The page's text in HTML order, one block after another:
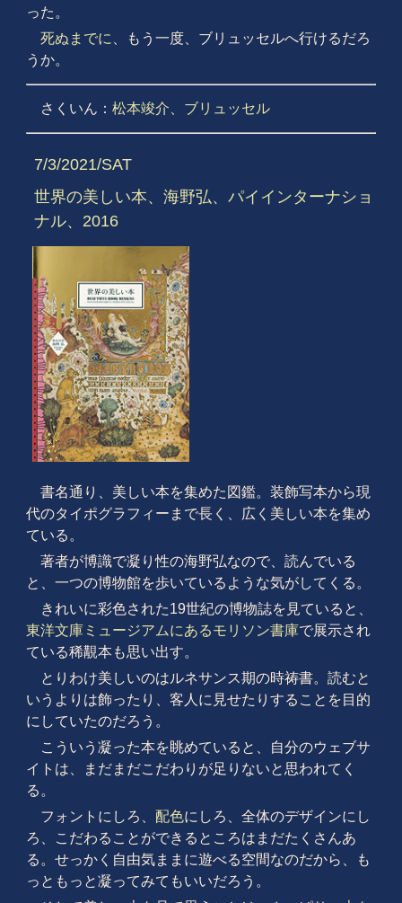
った。
死ぬまでに
、もう一度、ブリュッセルへ行けるだろ
うか。
さくいん： 松本竣介 ブリュッセル
7/3/2021/SAT
世界の美しい本、海野弘、パイインターナショ
ナル、2016
書名通り、美しい本を集めた図鑑。装飾写本から現
代のタイポグラフィーまで長く、広く美しい本を集め
ている。
著者が博識で凝り性の海野弘なので、読んでいる
と、一つの博物館を歩いているような気がしてくる。
きれいに彩色された19世紀の博物誌を見ていると、
東洋文庫ミュージアムにあるモリソン書庫で展示され
ている稀覯本も思い出す。
とりわけ美しいのはルネサンス期の時祷書。読むと
いうよりは飾ったり、客人に見せたりすることを目的
にしていたのだろう。
こういう凝った本を眺めていると、自分のウェブサ
イトは、まだまだこだわりが足りないと思われてく
る。
フォントにしろ、 配色にしろ、全体のデザインにし
ろ、こだわることができるところはまだたくさんあ
る。せっかく自由気ままに遊べる空間なのだから、も
っともっと凝ってみてもいいだろう。